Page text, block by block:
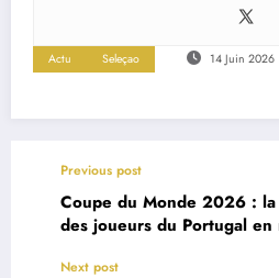
Actu Seleçao 14 Juin 2026
Previous post
Coupe du Monde 2026 :
des joueurs du Portugal
Next post